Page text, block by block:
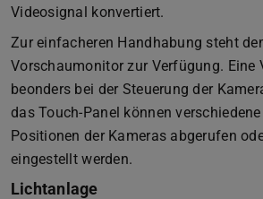
Videosignal konvertiert.
Zur einfacheren Handhabung steht
Vorschaumonitor zur Verfügung. Eine
beonders bei der Steuerung der
das Touch-Panel können
Positionen der Kameras abgerufen
eingestellt werden.
Lichtanlage